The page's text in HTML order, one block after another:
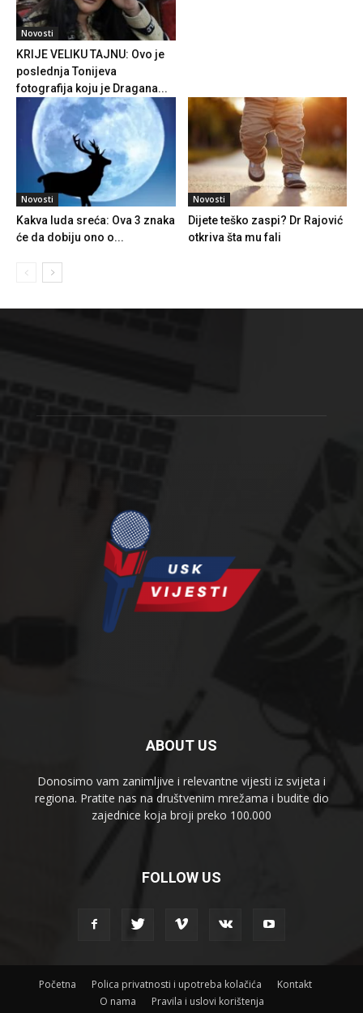
Novosti
KRIJE VELIKU TAJNU: Ovo je
poslednja Tonijeva
fotografija koju je Dragana...
Novosti
Kakva luda sreća: Ova 3 znaka
će da dobiju ono o...
Novosti
Dijete teško zaspi? Dr Rajović
otkriva šta mu fali
ABOUT US
Donosimo vam zanimljive i relevantne vijesti iz svijeta i
regiona. Pratite nas na društvenim mrežama i budite dio
zajednice koja broji preko 100.000
FOLLOW US
Početna Polica privatnosti i upotreba kolačića
Kontakt
O nama
Pravila i uslovi korištenja